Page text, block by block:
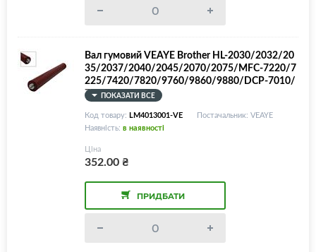
Вал гумовий VEAYE Brother HL-2030/2032/20
35/2037/2040/2045/2070/2075/MFC-7220/7
225/7420/7820/9760/9860/9880/DCP-7010/
7020/7025
ПОКАЗАТИ ВСЕ
Код товару: LM4013001-VE
Постачальник: VEAYE
Наявність: в наявності
Ціна
352.00₴
ПРИДБАТИ